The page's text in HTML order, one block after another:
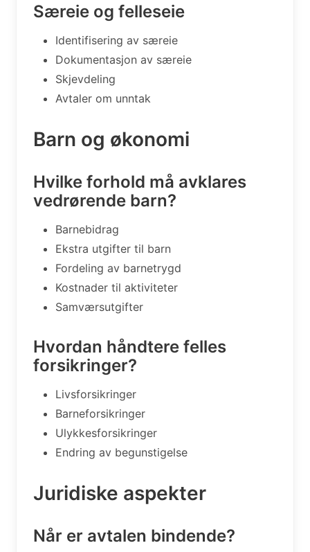
Særeie og felleseie
Identifisering av særeie
Dokumentasjon av særeie
Skjevdeling
Avtaler om unntak
Barn og økonomi
Hvilke forhold må avklares
vedrørende barn?
Barnebidrag
Ekstra utgifter til barn
Fordeling av barnetrygd
Kostnader til aktiviteter
Samværsutgifter
Hvordan håndtere felles
forsikringer?
Livsforsikringer
Barneforsikringer
Ulykkesforsikringer
Endring av begunstigelse
Juridiske aspekter
Når er avtalen bindende?